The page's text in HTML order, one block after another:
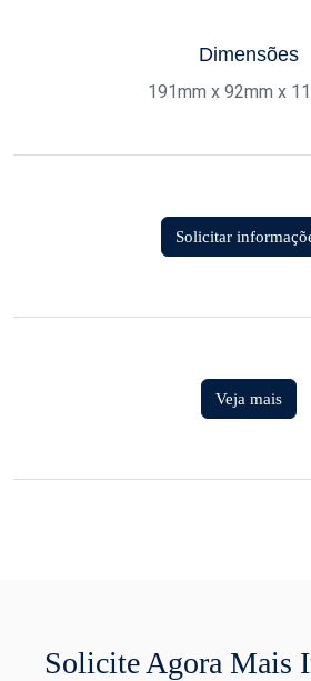
Dimensões
191mm x 92mm x
Solicitar
Veja mais
Solicite Agora Mais